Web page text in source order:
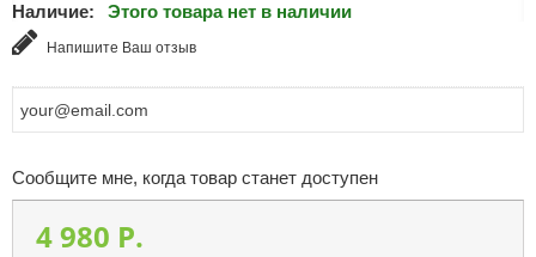
Наличие: Этого товара нет в наличии
Напишите Ваш отзыв
Сообщите мне, когда товар станет доступен
4 980 P.